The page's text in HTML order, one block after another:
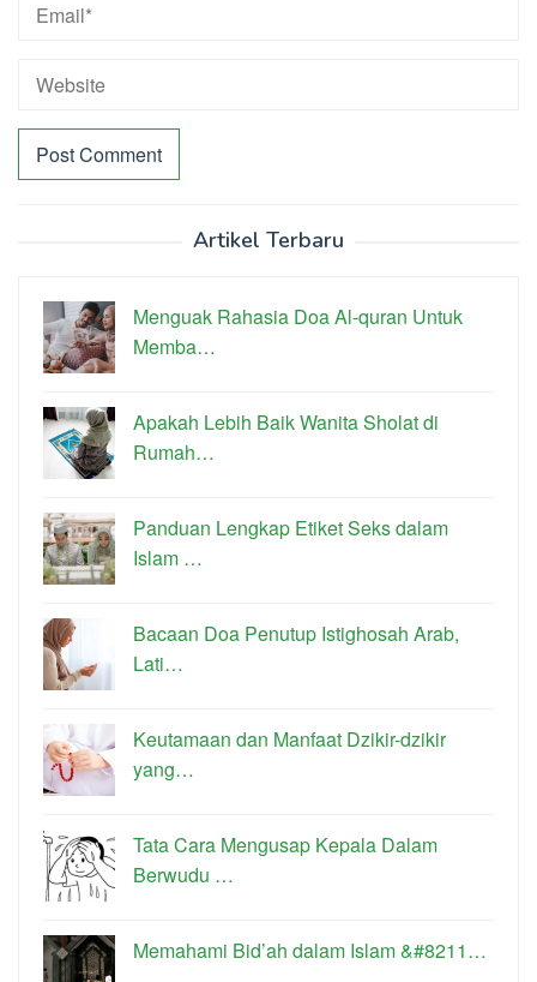
Artikel Terbaru
Menguak Rahasia Doa Al-quran Untuk
Memba…
Apakah Lebih Baik Wanita Sholat di
Rumah…
Panduan Lengkap Etiket Seks dalam
Islam …
Bacaan Doa Penutup Istighosah Arab,
Lati…
Keutamaan dan Manfaat Dzikir-dzikir
yang…
Tata Cara Mengusap Kepala Dalam
Berwudu …
Memahami Bid’ah dalam Islam &#8211…